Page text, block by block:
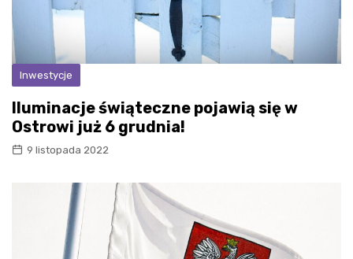
Inwestycje
Iluminacje świąteczne pojawią się w
Ostrowi już 6 grudnia!
9 listopada 2022